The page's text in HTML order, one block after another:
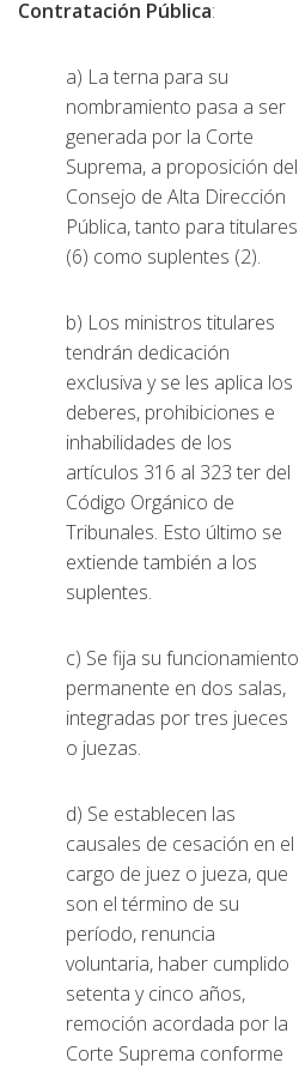
Contratación Pública:
a) La terna para su
nombramiento pasa a ser
generada por la Corte
Suprema, a proposición del
Consejo de Alta Dirección
Pública, tanto para titulares
(6) como suplentes (2).
b) Los ministros titulares
tendrán dedicación
exclusiva y se les aplica los
deberes, prohibiciones e
inhabilidades de los
artículos 316 al 323 ter del
Código Orgánico de
Tribunales. Esto último se
extiende también a los
suplentes.
c) Se fija su funcionamiento
permanente en dos salas,
integradas por tres jueces
o juezas.
d) Se establecen las
causales de cesación en el
cargo de juez o jueza, que
son el término de su
período, renuncia
voluntaria, haber cumplido
setenta y cinco años,
remoción acordada por la
Corte Suprema conforme